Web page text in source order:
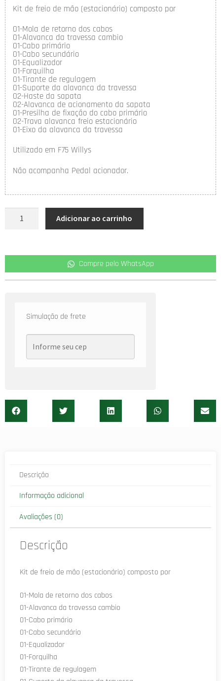
Kit de freio de mão (estacionário) composto por
01-Mola de retorno dos cabos
01-Alavanca da travessa cambio
01-Cabo primário
01-Cabo secundário
01-Equalizador
01-Forquilha
01-Tirante de regulagem
01-Suporte da alavanca da travessa
02-Haste da sapata
02-Alavanca de acionamento da sapata
01-Presilha de fixação do cabo primário
02-Trava alavanca freio estacionário
01-Eixo da alavanca da travessa
Utilizado em F75 Willys
Não acompanha Pedal acionador.
Adicionar ao carrinho
Compre pelo WhatsApp
Simulação de frete
Descrição
Informação adicional
Avaliações (0)
Descrição
Kit de freio de mão (estacionário) composto por
01-Mola de retorno dos cabos
01-Alavanca da travessa cambio
01-Cabo primário
01-Cabo secundário
01-Equalizador
01-Forquilha
01-Tirante de regulagem